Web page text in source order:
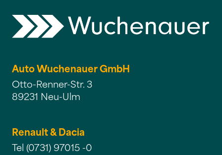
Auto Wuchenauer GmbH
Otto-Renner-Str. 3
89231 Neu-Ulm
Renault & Dacia
Tel (0731) 97015 -0